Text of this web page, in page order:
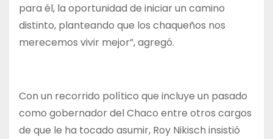
para él, la oportunidad de iniciar un camino
distinto, planteando que los chaqueños nos
merecemos vivir mejor”, agregó.
Con un recorrido político que incluye un pasado
como gobernador del Chaco entre otros cargos
de que le ha tocado asumir, Roy Nikisch insistió